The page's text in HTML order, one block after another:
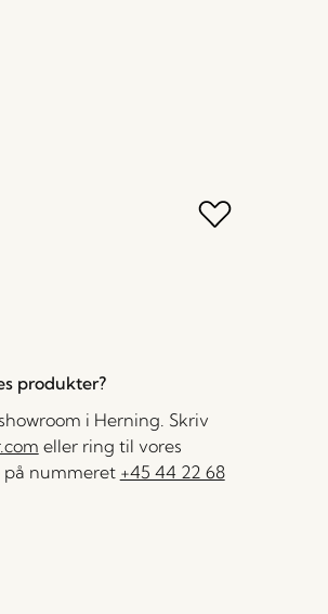
produkter?
i Herning. Skriv
eller ring til vores
på nummeret +45 44 22 68